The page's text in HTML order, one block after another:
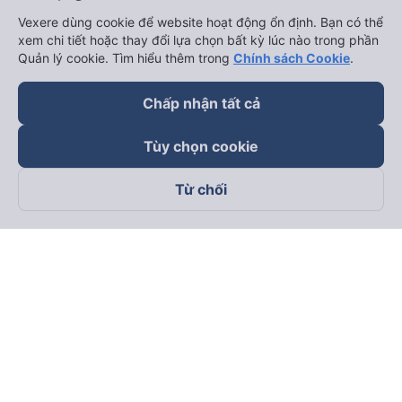
Theo dõi chúng tôi trên
Vexere dùng cookie để website hoạt động ổn định. Bạn có thể
xem chi tiết hoặc thay đổi lựa chọn bất kỳ lúc nào trong phần
Quản lý cookie. Tìm hiểu thêm trong Chính sách Cookie.
Chấp nhận tất cả
Tùy chọn cookie
Từ chối